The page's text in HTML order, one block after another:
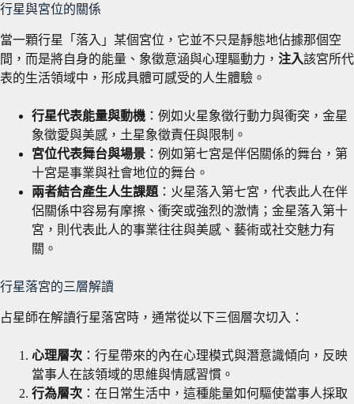
行星與宮位的關係
當一顆行星「落入」某個宮位，它並不只是靜態地佔據那個空
間，而是將自身的能量、象徵意涵與心理驅動力， 注入該宮所代
表的生活領域中，形成具體可感受的人生體驗。
行星代表能量與動機 ：例如火星象徵行動力與衝突，金星
象徵愛與美感，土星象徵責任與限制。
宮位代表舞台與場景 ：例如第七宮是伴侶關係的舞台，第
十宮是事業與社會地位的舞台。
兩者結合產生人生課題 ：火星落入第七宮，代表此人在伴
侶關係中容易有摩擦、衝突或強烈的激情；金星落入第十
宮，則代表此人的事業往往與美感、藝術或社交魅力有
關。
行星落宮的三層解讀
占星師在解讀行星落宮時，通常從以下三個層次切入：
心理層次 ：行星帶來的內在心理模式與潛意識傾向，反映
當事人在該領域的思維與情感習慣。
行為層次 ：在日常生活中，這種能量如何驅使當事人採取